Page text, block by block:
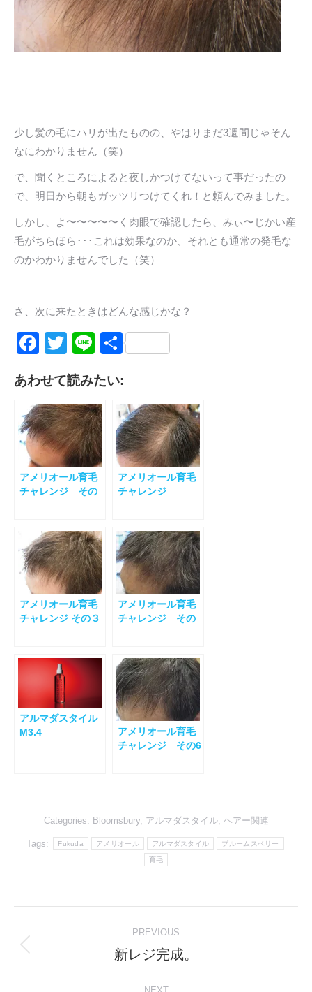
少し髪の毛にハリが出たものの、やはりまだ3週間じゃそん
なにわかりません（笑）
で、聞くところによると夜しかつけてないって事だったの
で、明日から朝もガッツリつけてくれ！と頼んでみました。
しかし、よ〜〜〜〜〜く肉眼で確認したら、みぃ〜じかい産
毛がちらほら･･･これは効果なのか、それとも通常の発毛な
のかわかりませんでした（笑）
さ、次に来たときはどんな感じかな？
Facebook
Twitter
Line共
あわせて読みたい:
アメリオール育毛
チャレンジ その
アメリオール育毛
チャレンジ
アメリオール育毛
チャレンジ その３
アメリオール育毛
チャレンジ その
アルマダスタイル
M3.4
アメリオール育毛
チャレンジ その6
Categories: Bloomsbury, アルマダスタイル, ヘアー関連
Tags: Fukuda アメリオール アルマダスタイル ブルームスベリー
育毛
navigation
PREVIOUS
Previous
新レジ完成。